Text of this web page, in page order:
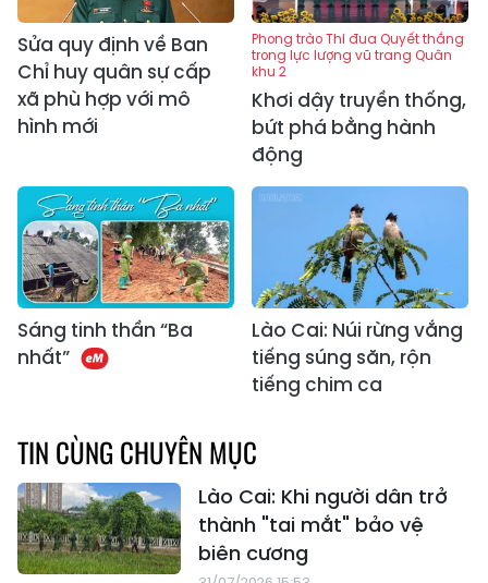
Sửa quy định về Ban
Chỉ huy quân sự cấp
xã phù hợp với mô
hình mới
Phong trào Thi đua Quyết thắng
trong lực lượng vũ trang Quân
khu 2
Khơi dậy truyền thống,
bứt phá bằng hành
động
Sáng tinh thần “Ba
nhất”
Lào Cai: Núi rừng vắng
tiếng súng săn, rộn
tiếng chim ca
TIN CÙNG CHUYÊN MỤC
Lào Cai: Khi người dân trở
thành "tai mắt" bảo vệ
biên cương